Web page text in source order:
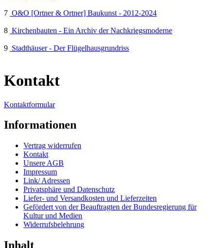
7 O&O [Ortner & Ortner] Baukunst - 2012-2024
8 Kirchenbauten - Ein Archiv der Nachkriegsmoderne
9 Stadthäuser - Der Flügelhausgrundriss
Kontakt
Kontaktformular
Informationen
Vertrag widerrufen
Kontakt
Unsere AGB
Impressum
Link/ Adressen
Privatsphäre und Datenschutz
Liefer- und Versandkosten und Lieferzeiten
Gefördert von der Beauftragten der Bundesregierung für
Kultur und Medien
Widerrufsbelehrung
Inhalt